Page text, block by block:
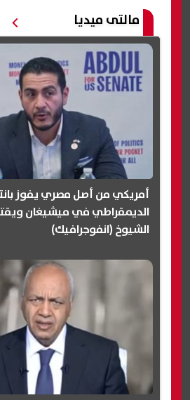
مالتى ميديا
أمريكي من أصل مصري يفوز
الديمقراطي في ميشيغان
الشيوخ (انفوجرافيك)